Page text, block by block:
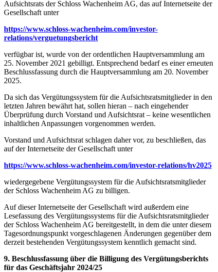
Aufsichtsrats der Schloss Wachenheim AG, das auf Internetseite der
Gesellschaft unter
https://www.schloss-wachenheim.com/investor-
relations/verguetungsbericht
verfügbar ist, wurde von der ordentlichen Hauptversammlung am
25. November 2021 gebilligt. Entsprechend bedarf es einer erneuten
Beschlussfassung durch die Hauptversammlung am 20. November
2025.
Da sich das Vergütungssystem für die Aufsichtsratsmitglieder in den
letzten Jahren bewährt hat, sollen hieran – nach eingehender
Überprüfung durch Vorstand und Aufsichtsrat – keine wesentlichen
inhaltlichen Anpassungen vorgenommen werden.
Vorstand und Aufsichtsrat schlagen daher vor, zu beschließen, das
auf der Internetseite der Gesellschaft unter
https://www.schloss-wachenheim.com/investor-relations/hv2025
wiedergegebene Vergütungssystem für die Aufsichtsratsmitglieder
der Schloss Wachenheim AG zu billigen.
Auf dieser Internetseite der Gesellschaft wird außerdem eine
Lesefassung des Vergütungssystems für die Aufsichtsratsmitglieder
der Schloss Wachenheim AG bereitgestellt, in dem die unter diesem
Tagesordnungspunkt vorgeschlagenen Änderungen gegenüber dem
derzeit bestehenden Vergütungssystem kenntlich gemacht sind.
9. Beschlussfassung über die Billigung des Vergütungsberichts
für das Geschäftsjahr 2024/25